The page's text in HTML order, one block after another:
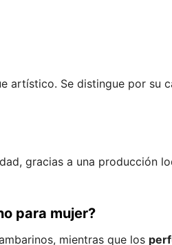
artístico. Se distingue por su
gracias a una producción
para mujer?
mientras que los